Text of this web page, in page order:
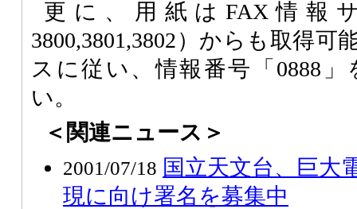
更に、用紙はFAX情報
3800,3801,3802）からも取得
スに従い、情報番号「0888
い。
＜関連ニュース＞
2001/07/18 国立天文台、巨大
現に向け署名を募集中